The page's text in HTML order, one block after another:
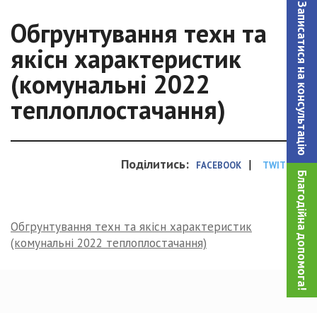
Записатися на консультацiю
Благодійна допомога!
Обгрунтування техн та
якісн характеристик
(комунальні 2022
теплоплостачання)
Поділитись: FACEBOOK | TWITTER
Обгрунтування техн та якісн характеристик
(комунальні 2022 теплоплостачання)